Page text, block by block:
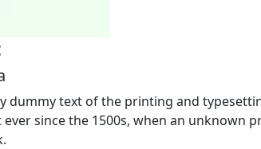
dummy text of the printing and
since the 1500s, when an unknown